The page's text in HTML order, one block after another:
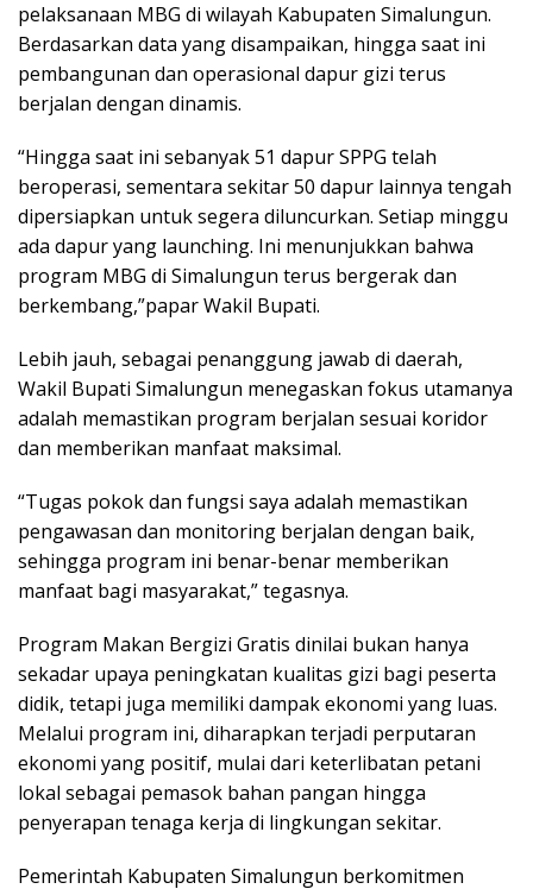
pelaksanaan MBG di wilayah Kabupaten Simalungun.
Berdasarkan data yang disampaikan, hingga saat ini
pembangunan dan operasional dapur gizi terus
berjalan dengan dinamis.
“Hingga saat ini sebanyak 51 dapur SPPG telah
beroperasi, sementara sekitar 50 dapur lainnya tengah
dipersiapkan untuk segera diluncurkan. Setiap minggu
ada dapur yang launching. Ini menunjukkan bahwa
program MBG di Simalungun terus bergerak dan
berkembang,”papar Wakil Bupati.
Lebih jauh, sebagai penanggung jawab di daerah,
Wakil Bupati Simalungun menegaskan fokus utamanya
adalah memastikan program berjalan sesuai koridor
dan memberikan manfaat maksimal.
“Tugas pokok dan fungsi saya adalah memastikan
pengawasan dan monitoring berjalan dengan baik,
sehingga program ini benar-benar memberikan
manfaat bagi masyarakat,” tegasnya.
Program Makan Bergizi Gratis dinilai bukan hanya
sekadar upaya peningkatan kualitas gizi bagi peserta
didik, tetapi juga memiliki dampak ekonomi yang luas.
Melalui program ini, diharapkan terjadi perputaran
ekonomi yang positif, mulai dari keterlibatan petani
lokal sebagai pemasok bahan pangan hingga
penyerapan tenaga kerja di lingkungan sekitar.
Pemerintah Kabupaten Simalungun berkomitmen